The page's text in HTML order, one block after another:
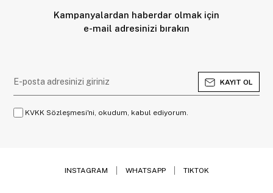
Kampanyalardan haberdar olmak için
e-mail adresinizi bırakın
KAYIT OL
KVKK Sözleşmesi'ni, okudum, kabul ediyorum.
INSTAGRAM WHATSAPP TIKTOK